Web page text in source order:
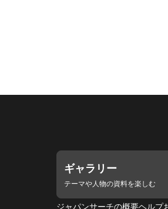
ギャラリー
テーマや人物の資料を楽しむ
ジャパンサーチの概要ヘルプ